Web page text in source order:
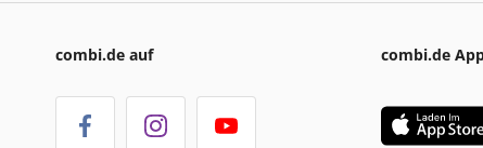
combi.de auf combi.de